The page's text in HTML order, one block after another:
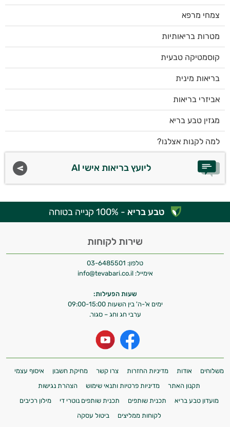
צמחי מרפא
מטרות בריאותיות
קוסמטיקה טבעית
בריאות מינית
אביזרי בריאות
מגזין טבע בריא
למה לקנות אצלנו?
ליועץ בריאות אישי AI
טבע בריא - 100% קנייה בטוחה
שירות לקוחות
טלפון: 03-6485501
אימייל: info@tevabari.co.il
שעות הפעילות:
ימים א'-ה' בין השעות 09:00-15:00
ערבי חג וחג – סגור.
משלוחים אודות מדיניות החזרות צרו קשר מחיקת חשבון
איסוף עצמי
תקנון האתר
מדיניות פרטיות ותנאי שימוש
הצהרת נגישות
מועדון טבע בריא
תכנית שותפים תכנית שותפים נוטרי די
מילון רכיבים
לקוחות ממליצים
ביטול עסקה